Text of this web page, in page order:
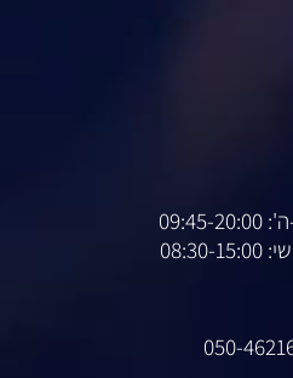
20:00
15:00
050-